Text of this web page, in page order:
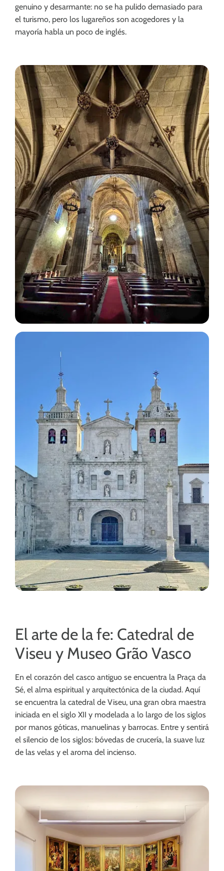
genuino y desarmante: no se ha pulido demasiado para
el turismo, pero los lugareños son acogedores y la
mayoría habla un poco de inglés.
El arte de la fe: Catedral de
Viseu y Museo Grão Vasco
En el corazón del casco antiguo se encuentra la Praça da
Sé, el alma espiritual y arquitectónica de la ciudad. Aquí
se encuentra la catedral de Viseu, una gran obra maestra
iniciada en el siglo XII y modelada a lo largo de los siglos
por manos góticas, manuelinas y barrocas. Entre y sentirá
el silencio de los siglos: bóvedas de crucería, la suave luz
de las velas y el aroma del incienso.